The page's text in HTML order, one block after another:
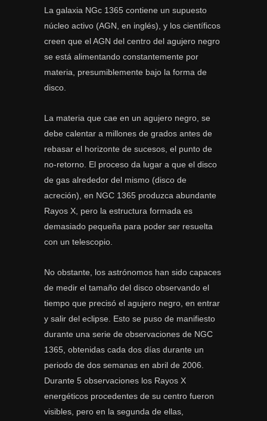
La galaxia NGc 1365 contiene un supuesto
núcleo activo (AGN, en inglés), y los científicos
creen que el AGN del centro del agujero negro
se está alimentando constantemente por
materia, presumiblemente bajo la forma de
disco.
La materia que cae en un agujero negro, se
debe calentar a millones de grados antes de
rebasar el horizonte de sucesos, el punto de
no-retorno. El proceso da lugar a que el disco
de gas alrededor del mismo (disco de
acreción), en NGC 1365 produzca abundante
Rayos X, pero la estructura formada es
demasiado pequeña para poder ser resuelta
con un telescopio.
No obstante, los astrónomos han sido capaces
de medir el tamaño del disco observando el
tiempo que precisó el agujero negro, en entrar
y salir del eclipse. Esto se puso de manifiesto
durante una serie de observaciones de NGC
1365, obtenidas cada dos días durante un
periodo de dos semanas en abril de 2006.
Durante 5 observaciones los Rayos X
energéticos procedentes de su centro fueron
visibles, pero en la segunda de ellas,